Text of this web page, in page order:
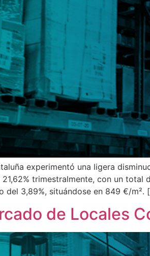
experimentó una ligera
trimestralmente, con un
del 3,89%, situándose en 849 €/m².
de Locales